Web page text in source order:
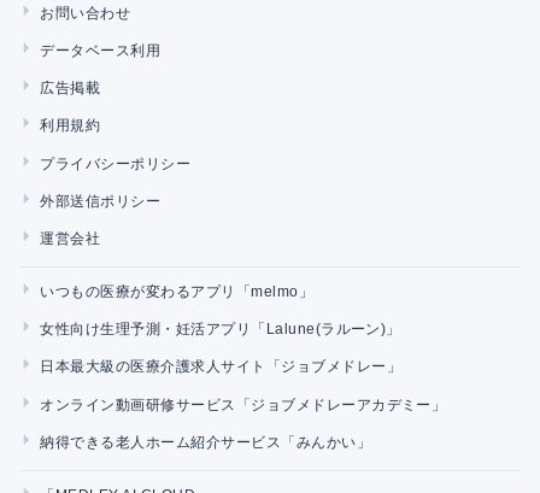
お問い合わせ
データベース利用
広告掲載
利用規約
プライバシーポリシー
外部送信ポリシー
運営会社
いつもの医療が変わるアプリ「melmo」
女性向け生理予測・妊活アプリ「Lalune(ラルーン)」
日本最大級の医療介護求人サイト「ジョブメドレー」
オンライン動画研修サービス「ジョブメドレーアカデミー」
納得できる老人ホーム紹介サービス「みんかい」